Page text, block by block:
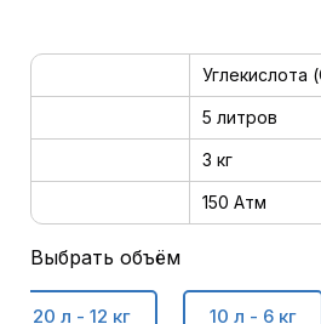
Углекислота
5 литров
3 кг
150 Атм
Выбрать объём
20 л - 12 кг 10 л - 6 кг